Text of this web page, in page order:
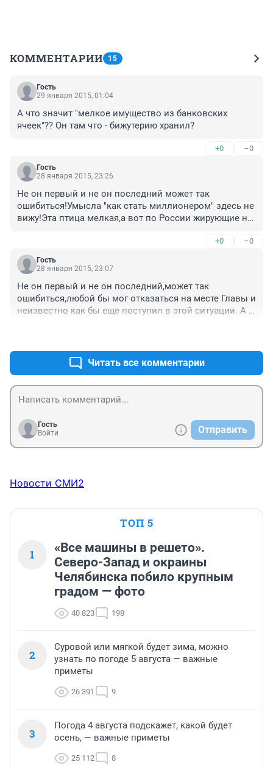
КОММЕНТАРИИ 15
Гость
29 января 2015, 01:04
А что значит "мелкое имущество из банковских
ячеек"?? Он там что - бижутерию хранил?
+0 –0
Гость
28 января 2015, 23:26
Не он первый и не он последний может так
ошибиться!Умысла "как стать миллионером" здесь не
вижу!Эта птица мелкая,а вот по России жирующие на
+0 –0
Гость
28 января 2015, 23:07
Не он первый и не он последний,может так
ошибиться,любой бы мог отказаться на месте Главы и
неизвестно как бы еще поступил в этой ситуации. А
Читать все комментарии
Гость
Войти
Отправить
Новости СМИ2
ТОП 5
1
«Все машины в решето».
Северо-Запад и окраины
Челябинска побило крупным
градом — фото
40 823 198
2
Суровой или мягкой будет зима, можно
узнать по погоде 5 августа — важные
приметы
26 391 9
3
Погода 4 августа подскажет, какой будет
осень, — важные приметы
25 112 8